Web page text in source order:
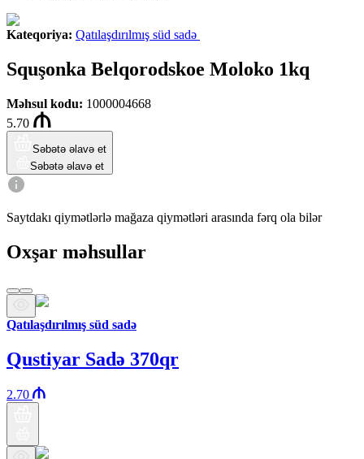
Kateqoriya: Qatılaşdırılmış süd sadə
Squşonka Belqorodskoe Moloko 1kq
Məhsul kodu: 1000004668
5.70
Səbətə əlavə et
Səbətə əlavə et
Saytdakı qiymətlərlə mağaza qiymətləri arasında fərq ola bilər
Oxşar məhsullar
Qatılaşdırılmış süd sadə
Qustiyar Sadə 370qr
2.70